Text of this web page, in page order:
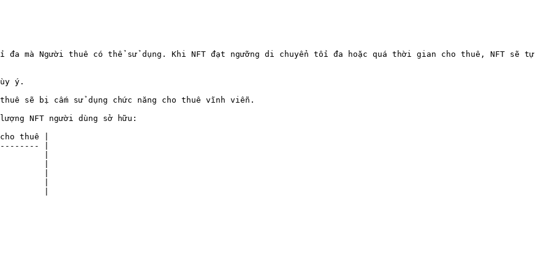
mà Người thuê có thể sử dụng. Khi NFT đạt ngưỡng di chuyển tối đa hoặc quá thời gian cho thuê, NFT sẽ tự
ý.
sẽ bị cấm sử dụng chức năng cho thuê vĩnh viễn.
NFT người dùng sở hữu:
thuê |
|
|
|
|
|